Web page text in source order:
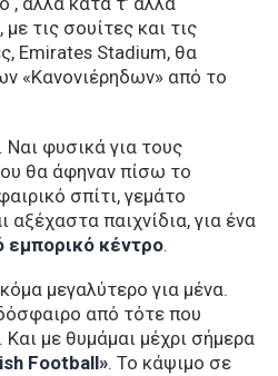
τις σουίτες και τις
Emirates Stadium, θα
«Κανονιέρηδων» από το
φυσικά για τους
θα άφηναν πίσω το
σπίτι, γεμάτο
αξέχαστα παιχνίδια, για ένα
εμπορικό κέντρο.
μεγαλύτερο για μένα.
από τότε που
με θυμάμαι μέχρι σήμερα
Football». Το κάψιμο σε